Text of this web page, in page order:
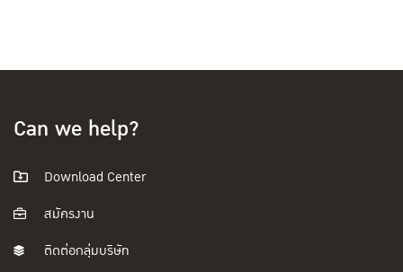
Can we help?
Download Center
สมัครงาน
ติดต่อกลุ่มบริษัท